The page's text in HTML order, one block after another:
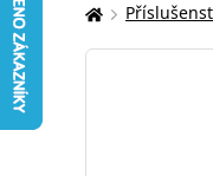
Zde
se